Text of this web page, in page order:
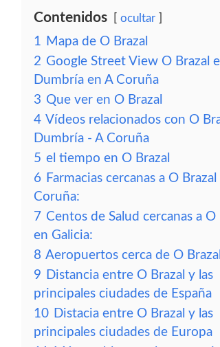
Contenidos ocultar
1 Mapa de O Brazal
2 Google Street View O Brazal
Dumbría en A Coruña
3 Que ver en O Brazal
4 Vídeos relacionados con O
Dumbría - A Coruña
5 el tiempo en O Brazal
6 Farmacias cercanas a O Brazal
Coruña:
7 Centos de Salud cercanas a O
en Galicia:
8 Aeropuertos cerca de O Brazal
9 Distancia entre O Brazal y las
principales ciudades de España
10 Distacia entre O Brazal y las
principales ciudades de Europa